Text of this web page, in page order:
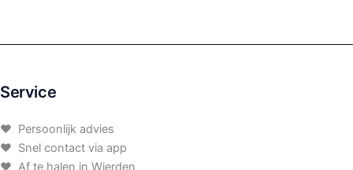
Service
♥ Persoonlijk advies
♥ Snel contact via app